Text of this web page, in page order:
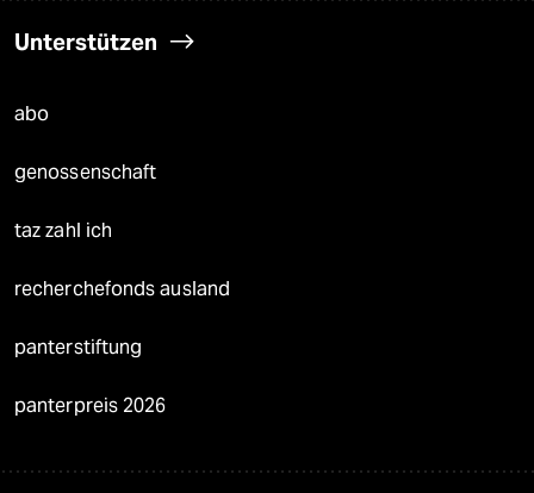
Unterstützen
abo
genossenschaft
taz zahl ich
recherchefonds ausland
panterstiftung
panterpreis 2026